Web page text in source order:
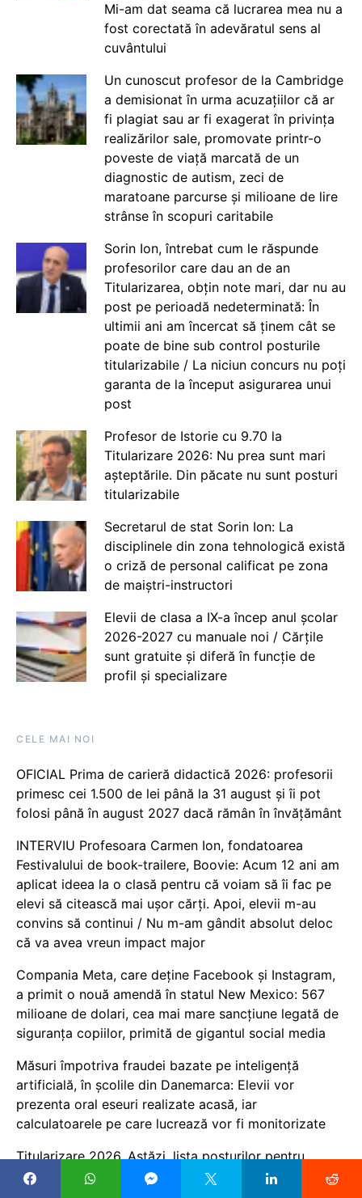
Mi-am dat seama că lucrarea mea nu a
fost corectată în adevăratul sens al
cuvântului
Un cunoscut profesor de la Cambridge
a demisionat în urma acuzațiilor că ar
fi plagiat sau ar fi exagerat în privința
realizărilor sale, promovate printr-o
poveste de viață marcată de un
diagnostic de autism, zeci de
maratoane parcurse și milioane de lire
strânse în scopuri caritabile
Sorin Ion, întrebat cum le răspunde
profesorilor care dau an de an
Titularizarea, obțin note mari, dar nu au
post pe perioadă nedeterminată: În
ultimii ani am încercat să ținem cât se
poate de bine sub control posturile
titularizabile / La niciun concurs nu poți
garanta de la început asigurarea unui
post
Profesor de Istorie cu 9.70 la
Titularizare 2026: Nu prea sunt mari
așteptările. Din păcate nu sunt posturi
titularizabile
Secretarul de stat Sorin Ion: La
disciplinele din zona tehnologică există
o criză de personal calificat pe zona
de maiștri-instructori
Elevii de clasa a IX-a încep anul școlar
2026-2027 cu manuale noi / Cărțile
sunt gratuite și diferă în funcție de
profil și specializare
CELE MAI NOI
OFICIAL Prima de carieră didactică 2026: profesorii
primesc cei 1.500 de lei până la 31 august și îi pot
folosi până în august 2027 dacă rămân în învățământ
INTERVIU Profesoara Carmen Ion, fondatoarea
Festivalului de book-trailere, Boovie: Acum 12 ani am
aplicat ideea la o clasă pentru că voiam să îi fac pe
elevi să citească mai ușor cărți. Apoi, elevii m-au
convins să continui / Nu m-am gândit absolut deloc
că va avea vreun impact major
Compania Meta, care deține Facebook și Instagram,
a primit o nouă amendă în statul New Mexico: 567
milioane de dolari, cea mai mare sancțiune legată de
siguranța copiilor, primită de gigantul social media
Măsuri împotriva fraudei bazate pe inteligență
artificială, în școlile din Danemarca: Elevii vor
prezenta oral eseuri realizate acasă, iar
calculatoarele pe care lucrează vor fi monitorizate
Titularizare 2026. Astăzi, lista posturilor pentru
profesori va fi actualizată, după repartizarea